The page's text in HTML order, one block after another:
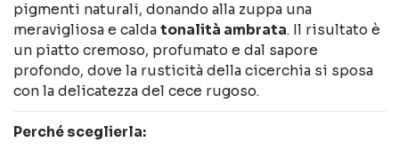
pigmenti naturali, donando alla zuppa una
meravigliosa e calda tonalità ambrata. Il risultato è
un piatto cremoso, profumato e dal sapore
profondo, dove la rusticità della cicerchia si sposa
con la delicatezza del cece rugoso.
Perché sceglierla: